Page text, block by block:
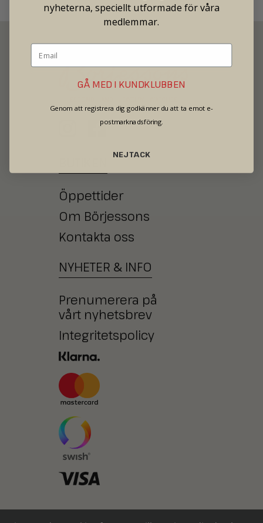
Öppettider
Om Börjessons
Kontakta oss
NYHETER & INFO
Prenumerera på
vårt nyhetsbrev
Integritetspolicy
nyheterna, speciellt utformade för våra
medlemmar.
GÅ MED I KUNDKLUBBEN
Genom att registrera dig godkänner du att ta emot e-
postmarknadsföring.
NEJ TACK